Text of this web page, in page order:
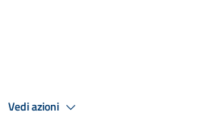
Vedi azioni